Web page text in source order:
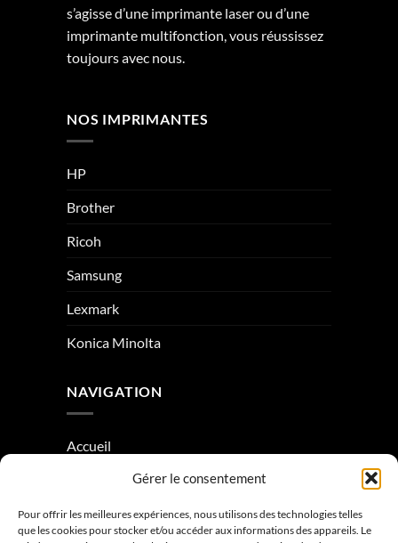
Gérer le consentement
Pour offrir les meilleures expériences, nous utilisons des technologies telles
que les cookies pour stocker et/ou accéder aux informations des appareils. Le
s’agisse d’une imprimante laser ou d’une
imprimante multifonction, vous réussissez
toujours avec nous.
NOS IMPRIMANTES
HP
Brother
Ricoh
Samsung
Lexmark
Konica Minolta
NAVIGATION
Accueil
Condition générale de vente